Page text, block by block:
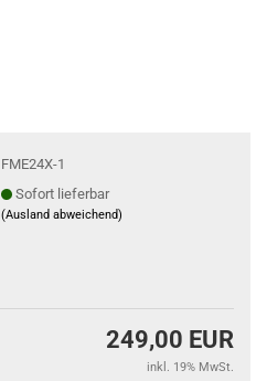
FME24X-1
Sofort lieferbar
(Ausland abweichend)
249,00 EUR
inkl. 19% MwSt.